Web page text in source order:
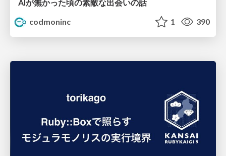
AIが無かった頃の素敵な出会いの話
codmoninc
1 390